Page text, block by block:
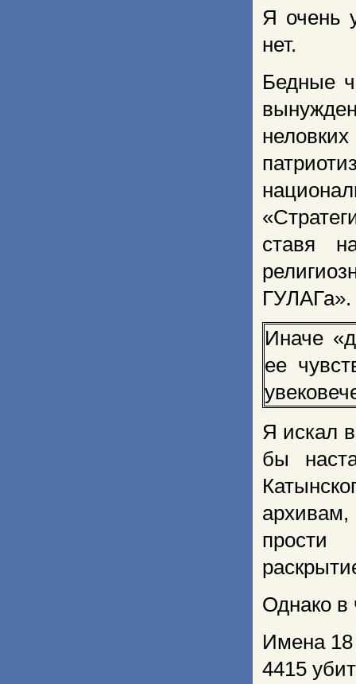
Я очень
нет.
Бедные
ставя
ГУЛАГа».
Иначе
ее
Я искал
бы
прости
Однако в
Имена
4415